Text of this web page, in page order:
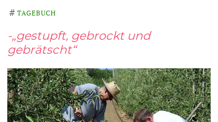
TAGEBUCH
-„gestupft, gebrockt und
gebrätscht“